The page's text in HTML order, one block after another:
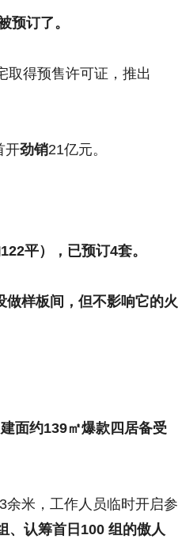
预订了。
取得预售许可证，推出
开劲销21亿元。
平）， 已预订4套。
做样板间，但不影响它的火
建面约139㎡爆款四居备受
米，工作人员临时开启参
、认筹首日100 组的傲人